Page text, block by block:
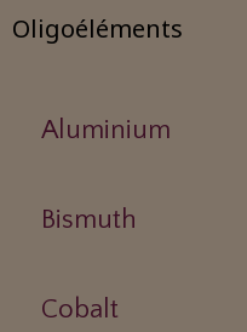
Oligoéléments
Aluminium
Bismuth
Cobalt